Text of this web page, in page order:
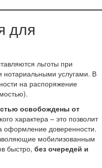
для
льготы при
услугами. В
на распоряжение
освобождены от
характера – это позволит
оформление доверенности.
мобилизованным
быстро, без очередей и